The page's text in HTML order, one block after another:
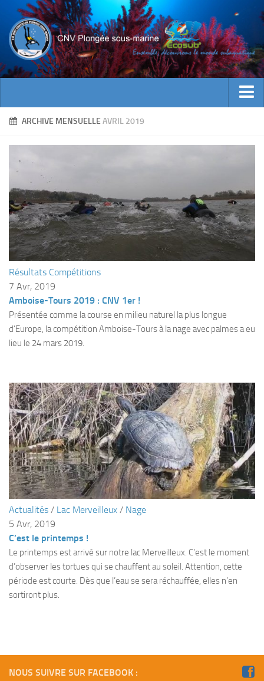
ACTUALITES
INFOS CNV
Bienvenue
Contacts
Documents utiles
Encadrement
Historique
Plouf
ECOLE DE PLONGEE
Jeune plongeur
Plongeur N3
Maintien des acquis
Guide de palanquée N4
Initiateur
Moniteur Fédéral
Organisation
Responsables
Fosse
Sorties techniques
APNEE
SORTIES
Sorties 2024
Sorties 2023
ARCHIVE MENSUELLEAVRIL 2019
Résultats Compétitions
7 Avr, 2019
Amboise-Tours 2019 : CNV 1er !
Présentée comme la course en milieu naturel la plus longue
d’Europe, la compétition Amboise-Tours à la nage avec palmes a eu
lieu le 24 mars 2019.
Actualités / Lac Merveilleux / Nage
5 Avr, 2019
C’est le printemps !
Le printemps est arrivé sur notre lac Merveilleux. C’est le moment
d’observer les tortues qui se chauffent au soleil. Attention, cette
période est courte. Dès que l’eau se sera réchauffée, elles n’en
sortiront plus.
NOUS SUIVRE SUR FACEBOOK :